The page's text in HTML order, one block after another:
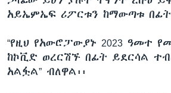
አይኤምኤፍ ሪፖርቱን ከማውጣቱ በፊት
“የዚህ የአውሮፓውያኑ 2023 ዓመተ
ከኮቪድ ወረርሽኙ በፊት ይደርሳል
አልፏል” ብለዋል፡፡